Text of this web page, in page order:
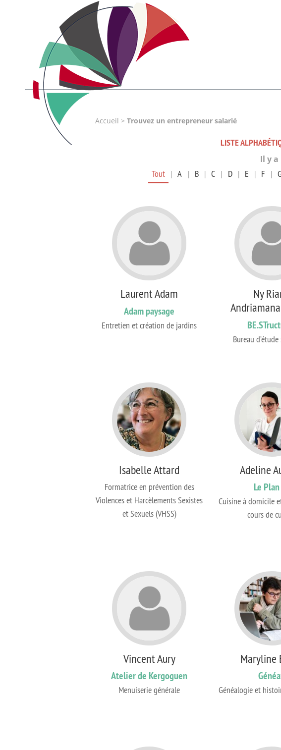
Accueil > Trouvez un entrepreneur salarié
LISTE
Il y a
Tout | A | B | C | D | E | F | G
Laurent Adam
Adam paysage
Entretien et création de jardins
Ny
Bureau
Isabelle Attard
Formatrice en prévention des
Violences et Harcèlements Sexistes
et Sexuels (VHSS)
Adeline
Le
Cuisine à domicile
cours de
Vincent Aury
Atelier de Kergoguen
Menuiserie générale
Maryline
Généalogie et